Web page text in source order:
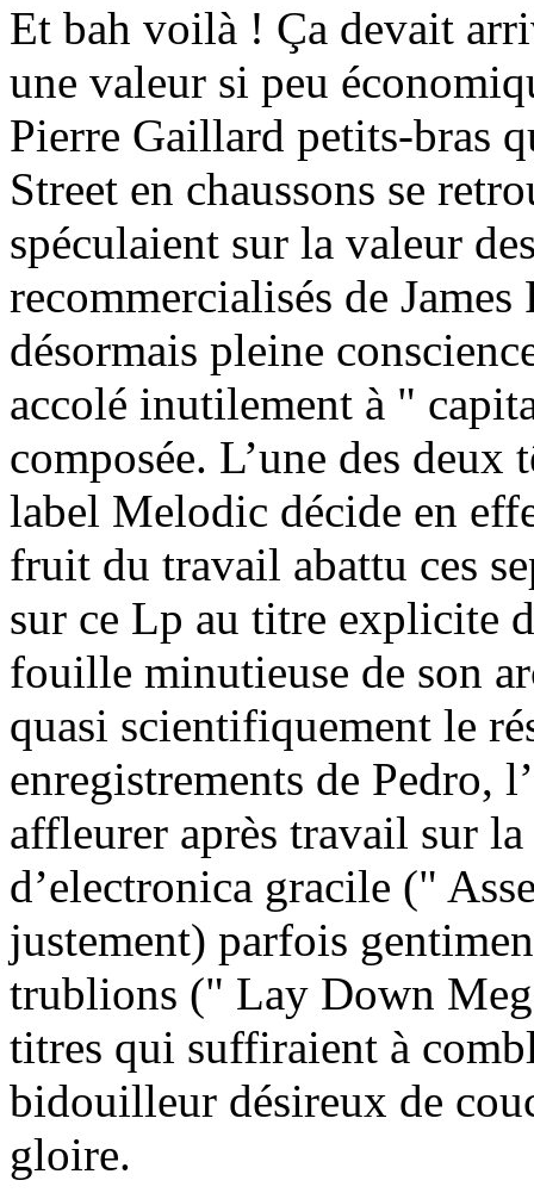
Et bah voilà ! Ça devait
une valeur si peu
Pierre Gaillard petits-bras
Street en chaussons se
spéculaient sur la valeur
recommercialisés de
désormais pleine
accolé inutilement à "
composée. L’une des deux
label Melodic décide en
fruit du travail abattu ces
sur ce Lp au titre explicite
fouille minutieuse de son
quasi scientifiquement le
enregistrements de Pedro,
affleurer après travail sur
d’electronica gracile ("
justement) parfois
trublions (" Lay Down
titres qui suffiraient à
bidouilleur désireux de
gloire.